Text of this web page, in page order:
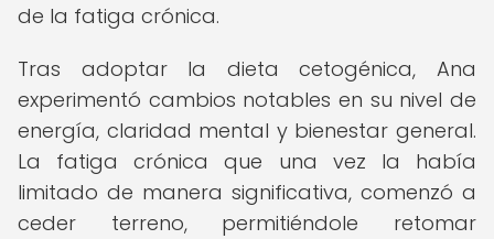
de la fatiga crónica.
Tras adoptar la dieta cetogénica, Ana
experimentó cambios notables en su nivel de
energía, claridad mental y bienestar general.
La fatiga crónica que una vez la había
limitado de manera significativa, comenzó a
ceder terreno, permitiéndole retomar